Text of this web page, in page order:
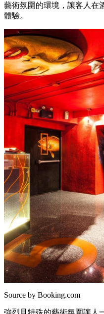
藝術氛圍的環境，讓客人在
體驗。
Source by Booking.com